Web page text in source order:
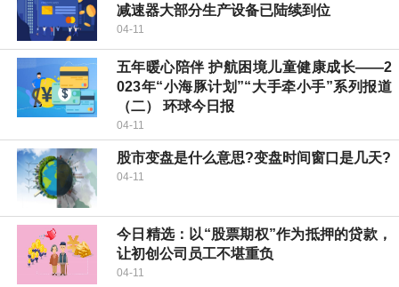
减速器大部分生产设备已陆续到位
04-11
五年暖心陪伴 护航困境儿童健康成长——2
023年“小海豚计划”“大手牵小手”系列报道
（二） 环球今日报
04-11
股市变盘是什么意思?变盘时间窗口是几天?
04-11
今日精选：以“股票期权”作为抵押的贷款，
让初创公司员工不堪重负
04-11